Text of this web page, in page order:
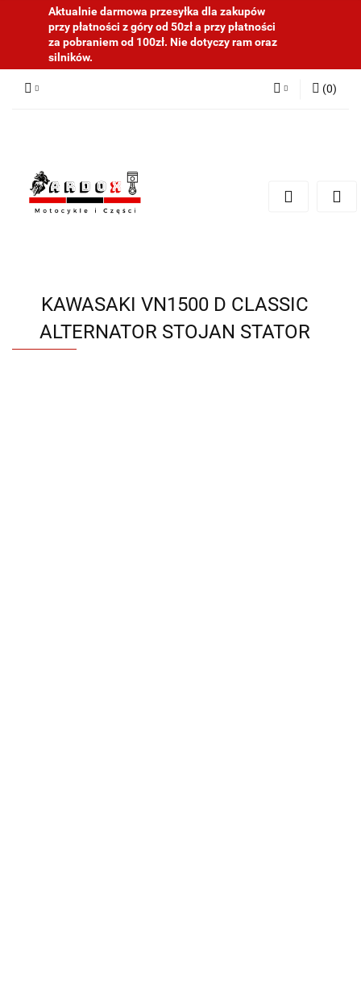
Aktualnie darmowa przesyłka dla zakupów
przy płatności z góry od 50zł a przy płatności
za pobraniem od 100zł. Nie dotyczy ram oraz
silników.
(0)
KAWASAKI VN1500 D CLASSIC
ALTERNATOR STOJAN STATOR